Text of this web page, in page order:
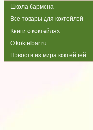
Школа бармена
Все товары для коктейлей
Книги о коктейлях
О koktelbar.ru
Новости из мира коктейлей